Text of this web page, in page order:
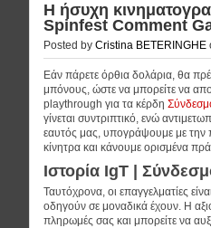
Η ήσυχη
Spinfest Comment
Posted by Cristina BETERINGHE
Εάν πάρετε όρθια δολάρια, θα
μπόνους, ώστε να μπορείτε να
playthrough για τα κέρδη
γίνεται συντριπτικό, ενώ
εαυτός μας, υπογράψουμε με την
κίνητρα και κάνουμε ορισμένα
Ιστορία IgT |
Ταυτόχρονα, οι επαγγελματίες
οδηγούν σε μοναδικά έχουν. Η
πληρωμές σας και μπορείτε να